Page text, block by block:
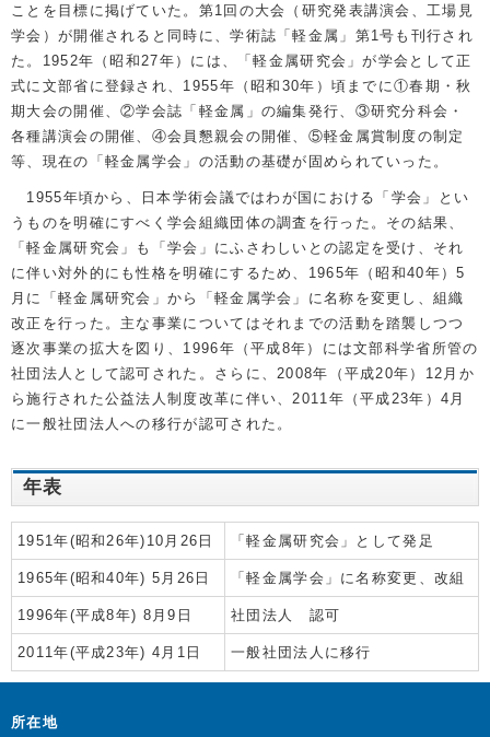
ことを目標に掲げていた。第1回の大会（研究発表講演会、工場見
学会）が開催されると同時に、学術誌「軽金属」第1号も刊行され
た。1952年（昭和27年）には、「軽金属研究会」が学会として正
式に文部省に登録され、1955年（昭和30年）頃までに①春期・秋
期大会の開催、②学会誌「軽金属」の編集発行、③研究分科会・
各種講演会の開催、④会員懇親会の開催、⑤軽金属賞制度の制定
等、現在の「軽金属学会」の活動の基礎が固められていった。
1955年頃から、日本学術会議ではわが国における「学会」とい
うものを明確にすべく学会組織団体の調査を行った。その結果、
「軽金属研究会」も「学会」にふさわしいとの認定を受け、それ
に伴い対外的にも性格を明確にするため、1965年（昭和40年）5
月に「軽金属研究会」から「軽金属学会」に名称を変更し、組織
改正を行った。主な事業についてはそれまでの活動を踏襲しつつ
逐次事業の拡大を図り、1996年（平成8年）には文部科学省所管の
社団法人として認可された。さらに、2008年（平成20年）12月か
ら施行された公益法人制度改革に伴い、2011年（平成23年）4月
に一般社団法人への移行が認可された。
年表
1951年(昭和26年)10月26日 「軽金属研究会」として発足
1965年(昭和40年) 5月26日 「軽金属学会」に名称変更、改組
1996年(平成8年) 8月9日 社団法人 認可
2011年(平成23年) 4月1日 一般社団法人に移行
所在地